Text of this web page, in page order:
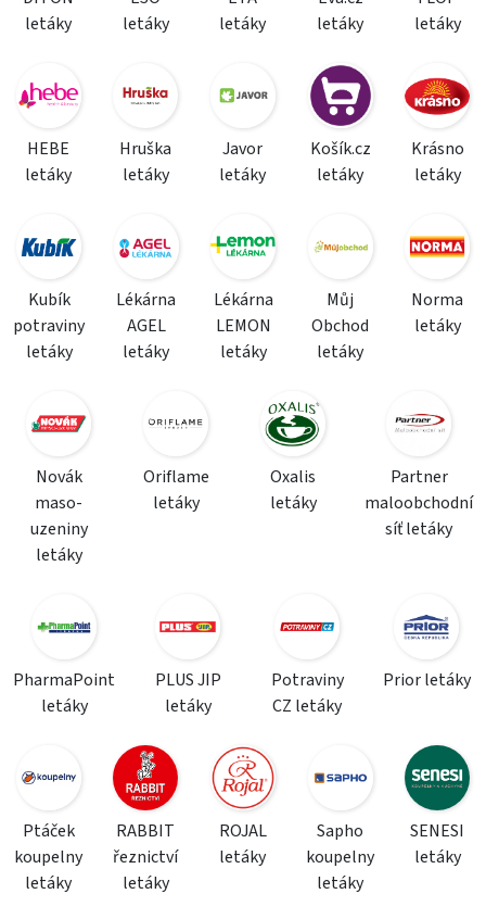
letáky
letáky
letáky
letáky
letáky
HEBE
letáky
Hruška
letáky
Javor
letáky
Košík.cz
letáky
Krásno
letáky
Kubík
potraviny
letáky
Lékárna
AGEL
letáky
Lékárna
LEMON
letáky
Můj
Obchod
letáky
Norma
letáky
Novák
maso-
uzeniny
letáky
Oriflame
letáky
Oxalis
letáky
Partner
maloobchodní
síť letáky
PharmaPoint
letáky
PLUS JIP
letáky
Potraviny
CZ letáky
Prior letáky
Ptáček
koupelny
letáky
RABBIT
řeznictví
letáky
ROJAL
letáky
Sapho
koupelny
letáky
SENESI
letáky